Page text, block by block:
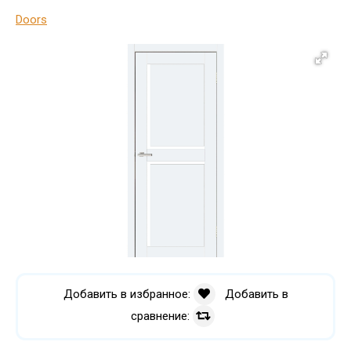
Doors
Добавить в избранное:
Добавить в
сравнение: